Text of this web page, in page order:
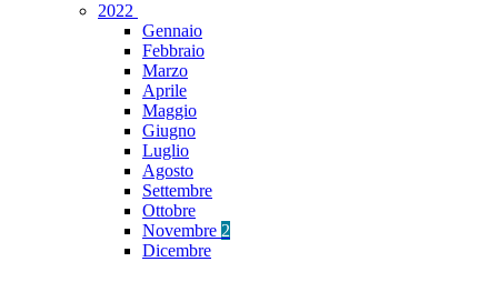
2022
Gennaio
Febbraio
Marzo
Aprile
Maggio
Giugno
Luglio
Agosto
Settembre
Ottobre
Novembre 2
Dicembre